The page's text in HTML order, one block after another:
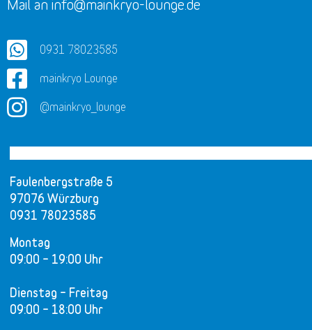
97076 Würzburg
0931 78023585
Montag
09:00 – 19:00 Uhr
Dienstag – Freitag
09:00 – 18:00 Uhr
Samstag
09:00 – 13:00 Uhr
0931 78023585